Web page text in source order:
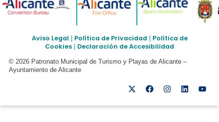
Aviso Legal Política de Privacidad
Política de
Cookies
Declaración de Accesibilidad
© 2026 Patronato Municipal de Turismo y Playas de Alicante –
Ayuntamiento de Alicante